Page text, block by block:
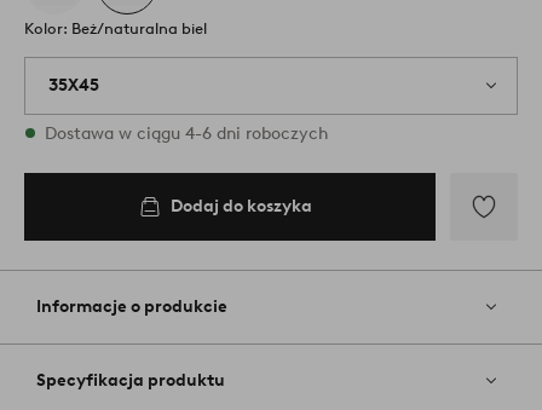
Kolor: Beż/naturalna biel
35X45
W magazynie
Dostawa w ciągu 4-6 dni roboczych
Dodaj do koszyka
do
Informacje o produkcie
Specyfikacja produktu